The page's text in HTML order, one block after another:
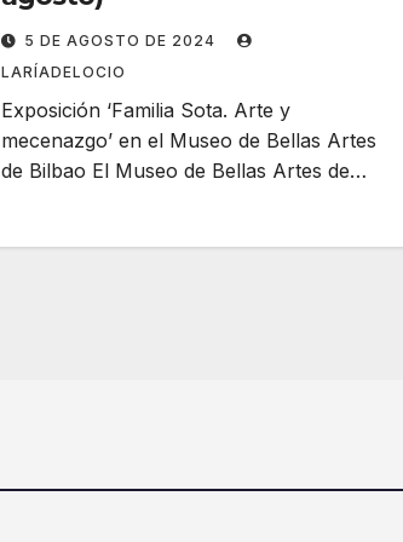
5 DE AGOSTO DE 2024
LARÍADELOCIO
Exposición ‘Familia Sota. Arte y
mecenazgo’ en el Museo de Bellas Artes
de Bilbao El Museo de Bellas Artes de…